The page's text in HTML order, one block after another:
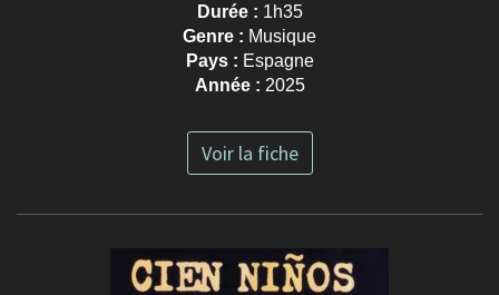
Durée : 1h35
Genre : Musique
Pays : Espagne
Année : 2025
Voir la fiche